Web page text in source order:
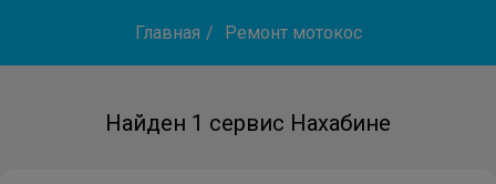
Главная / Ремонт мотокос
Найден 1 сервис Нахабине